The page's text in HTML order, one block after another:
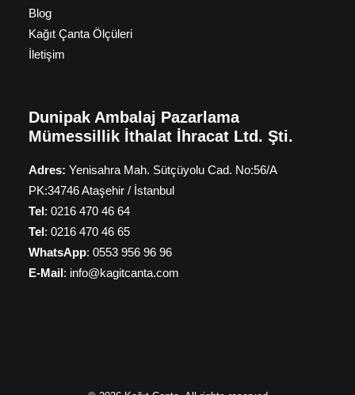
Blog
Kağıt Çanta Ölçüleri
İletişim
Dunipak Ambalaj Pazarlama
Mümessillik İthalat İhracat Ltd. Şti.
Adres: Yenisahra Mah. Sütçüyolu Cad. No:56/A
PK:34746 Ataşehir / İstanbul
Tel: 0216 470 46 64
Tel: 0216 470 46 65
WhatsApp: 0553 956 96 96
E-Mail: info@kagitcanta.com